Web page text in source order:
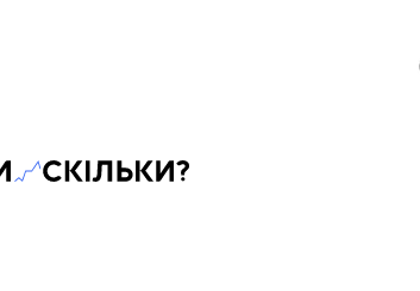
— Медіа про суспільні дані